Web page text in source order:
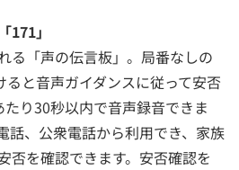
171」
る「声の伝言板」。局番なしの
ると音声ガイダンスに従って安否
り30秒以内で音声録音できま
話、公衆電話から利用でき、家族
否を確認できます。安否確認を